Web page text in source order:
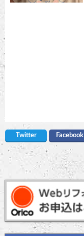
Twitter Facebook